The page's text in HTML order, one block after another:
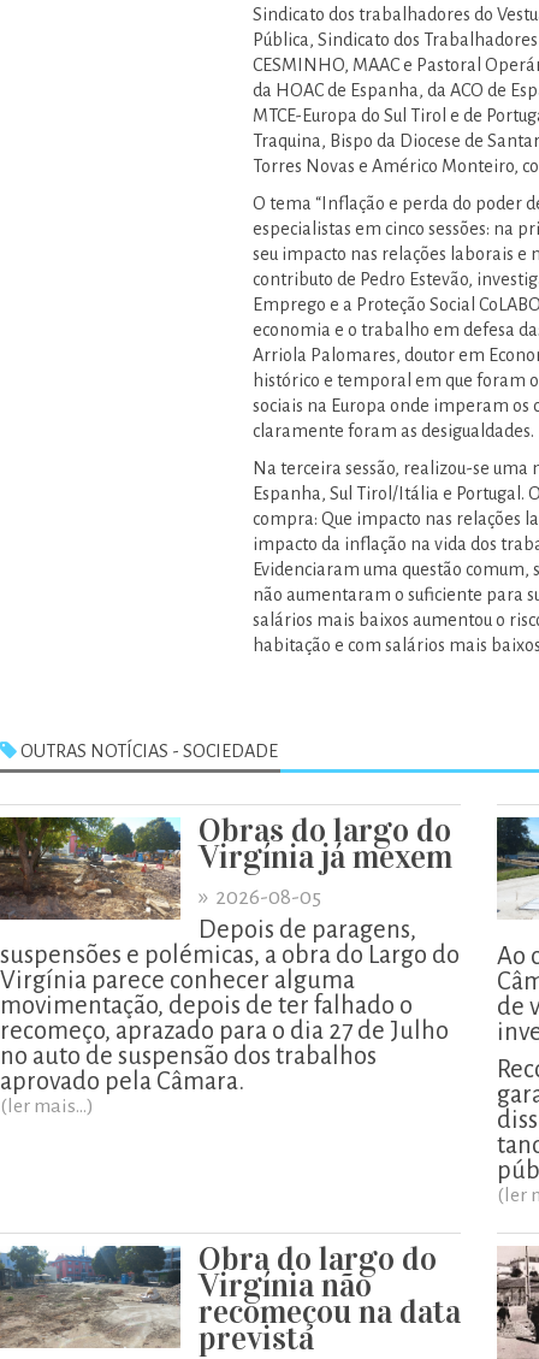
Sindicato dos trabalhadores do
Pública, Sindicato dos
CESMINHO, MAAC e Pastoral
da HOAC de Espanha, da ACO de
MTCE-Europa do Sul Tirol e de
Traquina, Bispo da Diocese de
Torres Novas e Américo Monteiro,
O tema “Inflação e perda do poder
especialistas em cinco sessões: na
seu impacto nas relações laborais e
contributo de Pedro Estevão,
Emprego e a Proteção Social
economia e o trabalho em defesa
Arriola Palomares, doutor em
histórico e temporal em que foram
sociais na Europa onde imperam
claramente foram as desigualdades.
Na terceira sessão, realizou-se
Espanha, Sul Tirol/Itália e Portugal.
compra: Que impacto nas relações
impacto da inflação na vida dos
Evidenciaram uma questão comum,
não aumentaram o suficiente para
salários mais baixos aumentou o
habitação e com salários mais
OUTRAS NOTÍCIAS - SOCIEDADE
Obras do largo do
Virgínia já mexem
» 2026-08-05
Depois de paragens,
suspensões e polémicas, a obra do Largo do
Virgínia parece conhecer alguma
movimentação, depois de ter falhado o
recomeço, aprazado para o dia 27 de Julho
no auto de suspensão dos trabalhos
aprovado pela Câmara.
(ler mais...)
Ao
de
(ler
Obra do largo do
Virgínia não
recomeçou na data
prevista